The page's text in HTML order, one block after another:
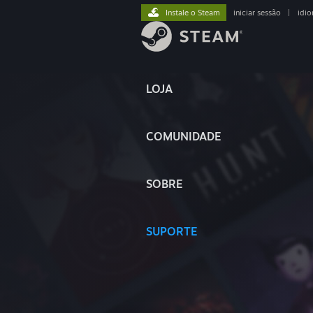
LOJA
COMUNIDADE
SOBRE
SUPORTE
Instale o Steam iniciar sessão